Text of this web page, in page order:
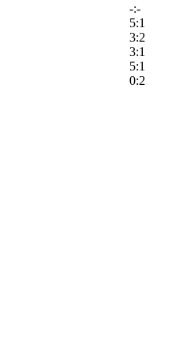
-:-
5:1
3:2
3:1
5:1
0:2